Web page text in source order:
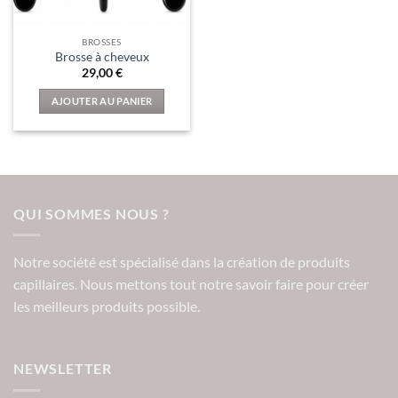
BROSSES
Brosse à cheveux
29,00€
AJOUTER AU PANIER
QUI SOMMES NOUS ?
Notre société est spécialisé dans la création de produits
capillaires. Nous mettons tout notre savoir faire pour créer
les meilleurs produits possible.
NEWSLETTER